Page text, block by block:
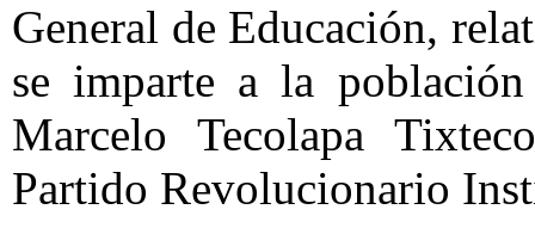
General de Educación,
se imparte a la
Marcelo Tecolapa
Partido Revolucionario